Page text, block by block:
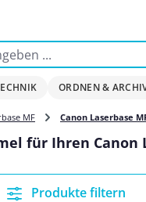
ORDNEN &
MF Canon Laserbase
für Ihren Canon
Produkte filtern